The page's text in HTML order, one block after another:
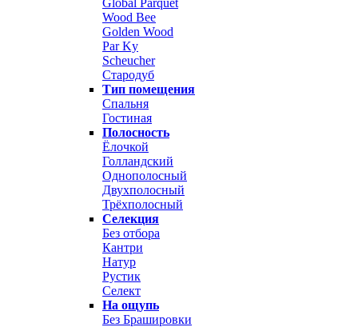
Global Parquet
Wood Bee
Golden Wood
Par Ky
Scheucher
Стародуб
Тип помещения
Спальня
Гостиная
Полосность
Ёлочкой
Голландский
Однополосный
Двухполосный
Трёхполосный
Селекция
Без отбора
Кантри
Натур
Рустик
Селект
На ощупь
Без Брашировки